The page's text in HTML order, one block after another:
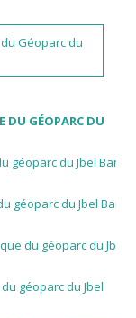
Géoparc du
DU GÉOPARC DU
géoparc du Jbel Bani
géoparc du Jbel Bani
du géoparc du Jbel
géoparc du Jbel